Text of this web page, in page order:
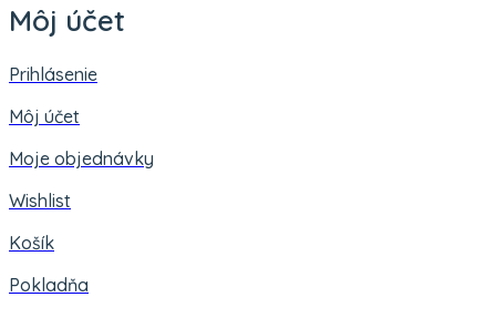
Môj účet
Prihlásenie
Môj účet
Moje objednávky
Wishlist
Košík
Pokladňa